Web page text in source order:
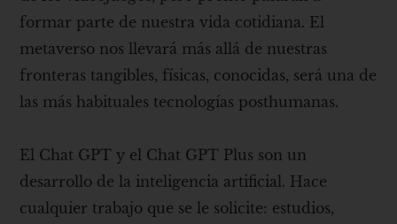
formar parte de nuestra vida cotidiana. El
metaverso nos llevará más allá de nuestras
fronteras tangibles, físicas, conocidas, será una de
las más habituales tecnologías posthumanas.
El Chat GPT y el Chat GPT Plus son un
desarrollo de la inteligencia artificial. Hace
cualquier trabajo que se le solicite: estudios,